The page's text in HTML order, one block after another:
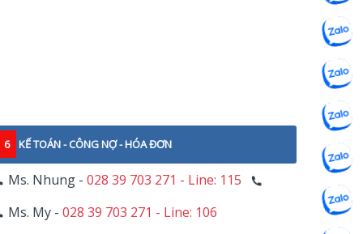
6 KẾ TOÁN - CÔNG NỢ - HÓA ĐƠN
Ms. Nhung - 028 39 703 271 - Line: 115
Ms. My - 028 39 703 271 - Line: 106